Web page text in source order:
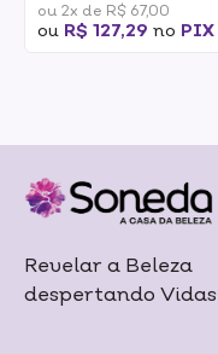
ou 2x de R$ 67,00
ou R$ 127,29 no PIX
Revelar a Beleza
despertando Vidas